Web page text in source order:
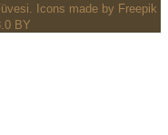
Icons made by Freepik
BY